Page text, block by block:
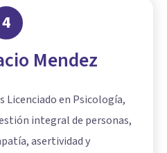
4
Mendez
Licenciado en Psicología,
integral de personas,
asertividad y